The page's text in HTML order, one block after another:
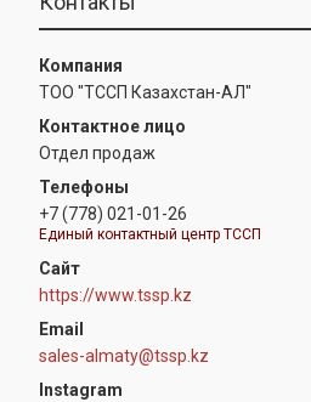
ТОО "ТССП Казахстан-АЛ"
Отдел продаж
+7 (778) 021-01-26
Единый контактный центр ТССП
https://www.tssp.kz
sales-almaty@tssp.kz
Instagram